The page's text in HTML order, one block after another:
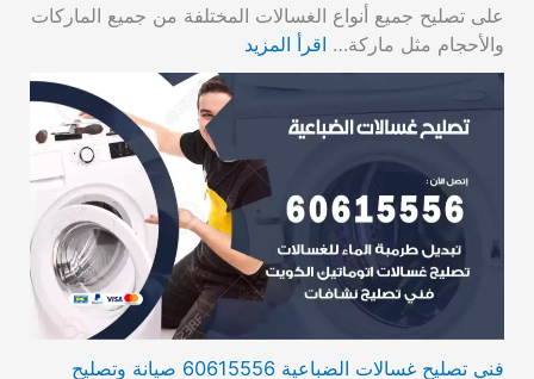
على تصليح جميع أنواع الغسالات المختلفة من جميع الماركات
والأحجام مثل ماركة… اقرأ المزيد
فني تصليح غسالات الضباعية 60615556 صيانة وتصليح